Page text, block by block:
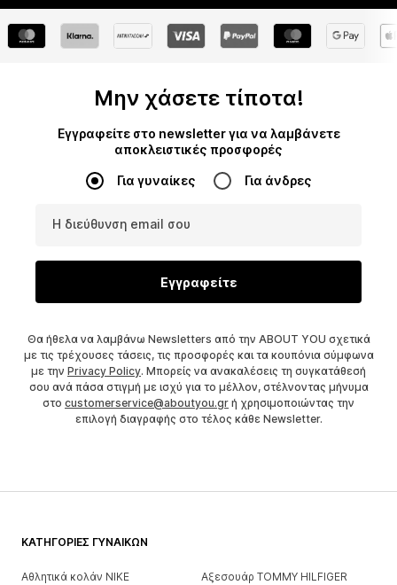
Μην χάσετε τίποτα!
Εγγραφείτε στο newsletter για να λαμβάνετε
αποκλειστικές προσφορές
Για γυναίκες Για άνδρες
Η διεύθυνση email σου
Εγγραφείτε
Θα ήθελα να λαμβάνω Newsletters από την ABOUT YOU σχετικά
με τις τρέχουσες τάσεις, τις προσφορές και τα κουπόνια σύμφωνα
με την Privacy Policy. Μπορείς να ανακαλέσεις τη συγκατάθεσή
σου ανά πάσα στιγμή με ισχύ για το μέλλον, στέλνοντας μήνυμα
στο customerservice@aboutyou.gr ή χρησιμοποιώντας την
επιλογή διαγραφής στο τέλος κάθε Newsletter.
ΚΑΤΗΓΟΡΊΕΣ ΓΥΝΑΙΚΏΝ
Αθλητικά κολάν NIKE
Αξεσουάρ TOMMY HILFIGER